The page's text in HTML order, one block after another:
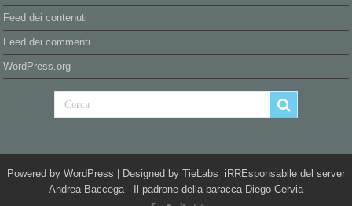
Feed dei contenuti
Feed dei commenti
WordPress.org
Powered by WordPress | Designed by TieLabs iRREsponsabile del server
Andrea Baccega Il padrone della baracca Diego Cervia